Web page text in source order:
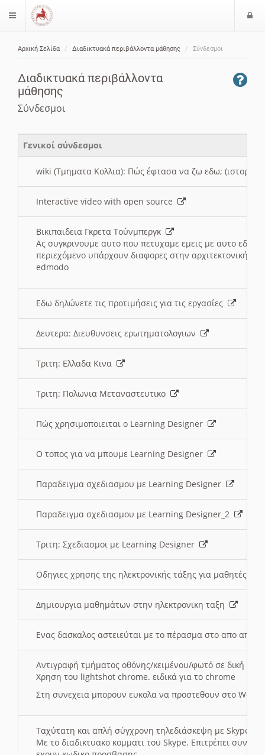
$langMenu
Αρχική Σελίδα Διαδικτυακά περιβάλλοντα μάθησης Σύνδεσμοι
Διαδικτυακά περιβάλλοντα
μάθησης
Σύνδεσμοι
Γενικοί σύνδεσμοι
wiki (Τμηματα Κολλια): Πώς έφτασα να ζω εδω; (ιστορια)
Interactive video with open source
Βικιπαιδεια Γκρετα Τούνμπεργκ
Ας συγκρινουμε αυτο που πετυχαμε εμεις με αυτο εδω
περιεχόμενο υπάρχουν διαφορες στην αρχιτεκτονική
edmodo
Εδω δηλώνετε τις προτιμήσεις για τις εργασίες
Δευτερα: Διευθυνσεις ερωτηματολογιων
Τριτη: Ελλαδα Κινα
Τριτη: Πολωνια Μεταναστευτικο
Πώς χρησιμοποιειται ο Learning Designer
O τοπος για να μπουμε Learning Designer
Παραδειγμα σχεδιασμου με Learning Designer
Παραδειγμα σχεδιασμου με Learning Designer_2
Τριτη: Σχεδιασμοι με Learning Designer
Οδηγιες χρησης της ηλεκτρονικής τάξης για μαθητές
Δημιουργια μαθημάτων στην ηλεκτρονικη ταξη
Ενας δασκαλος αστειεύται με το πέρασμα στο απο
Αντιγραφή τμήματος οθόνης/κειμένου/φωτό σε δική
Χρηση του lightshot chrome. ειδικά για το chrome
Στη συνεχεια μπορουν ευκολα να προστεθουν στο Word
Ταχύτατη και απλή σύγχρονη τηλεδιάσκεψη με Skype
Με το διαδικτυακο κομματι του Skype. Επιτρέπει